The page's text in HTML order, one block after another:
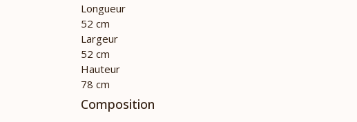
Longueur
52 cm
Largeur
52 cm
Hauteur
78 cm
Composition